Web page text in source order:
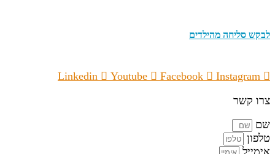
לבקש סליחה מהילדים
Linkedin Youtube Facebook
Instagram
צרו קשר
שם
טלפון